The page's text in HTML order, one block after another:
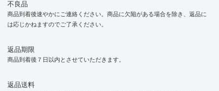
不良品
商品到着後速やかにご連絡ください。商品に欠陥がある場合を除き、返品に
は応じかねますのでご了承ください。
返品期限
商品到着後７日以内とさせていただきます。
返品送料